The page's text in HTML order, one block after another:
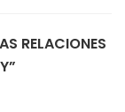
RELACIONES